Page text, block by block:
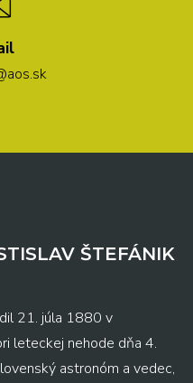
ŠTEFÁNIK
21. júla 1880 v
leteckej nehode dňa 4.
astronóm a vedec,